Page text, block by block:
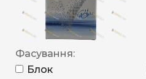
Фасування:
Блок